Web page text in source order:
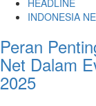
INDONESIA
Peran
Net Dalam
2025